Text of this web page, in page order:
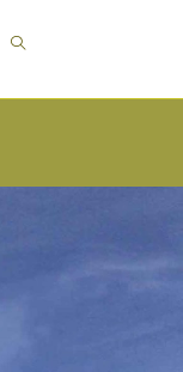
TOGGLE